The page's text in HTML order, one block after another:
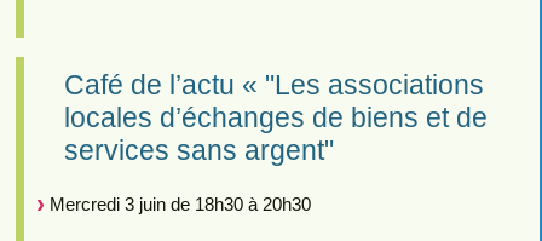
Café de l’actu « "Les associations
locales d’échanges de biens et de
services sans argent"
Mercredi 3 juin de 18h30 à 20h30